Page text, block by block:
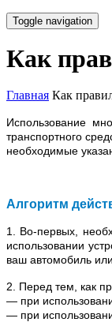
Toggle navigation
Как
Главная Как
Использование
транспортного
необходимые
Алгоритм
1. Во-первых,
использовании
ваш автомобиль
2. Перед тем, как
— при
— при